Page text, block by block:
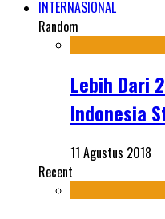
INTERNASIONAL
Random
Lebih Dari
Indonesia
11 Agustus 2018
Recent